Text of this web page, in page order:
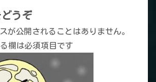
うぞ
が公開されることはありません。
欄は必須項目です